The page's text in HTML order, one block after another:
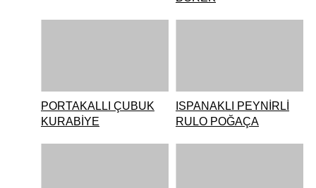
PORTAKALLI ÇUBUK
KURABİYE
ISPANAKLI PEYNİRLİ
RULO POĞAÇA